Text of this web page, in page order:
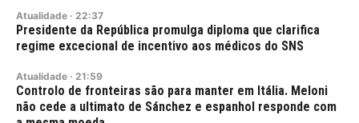
Atualidade · 22:37
Presidente da República promulga diploma que clarifica
regime excecional de incentivo aos médicos do SNS
Atualidade · 21:59
Controlo de fronteiras são para manter em Itália. Meloni
não cede a ultimato de Sánchez e espanhol responde com